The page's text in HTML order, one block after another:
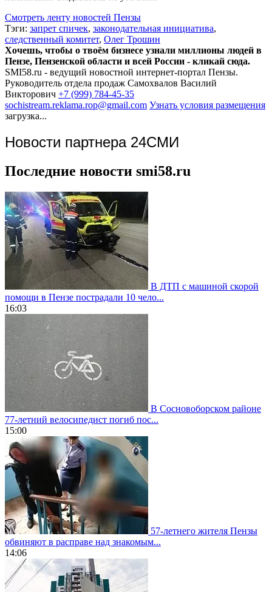
Смотреть ленту новостей Пензы
Тэги: запрет спичек, законодательная инициатива,
следственный комитет, Олег Трошин
Хочешь, чтобы о твоём бизнесе узнали миллионы людей в
Пензе, Пензенской области и всей России - кликай сюда.
SMI58.ru - ведущий новостной интернет-портал Пензы.
Руководитель отдела продаж Самохвалов Василий
Викторович +7 (999) 784-45-35
sochistream.reklama.rop@gmail.com Узнать условия размещения
загрузка...
Новости партнера 24СМИ
Последние новости smi58.ru
В ДТП с машиной скорой
помощи в Пензе пострадали 10 чело...
16:03
В Сосновоборском районе
77-летний велосипедист погиб пос...
15:00
57-летнего жителя Пензы
обвиняют в расправе над знакомым...
14:06